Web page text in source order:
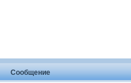
Сообщение